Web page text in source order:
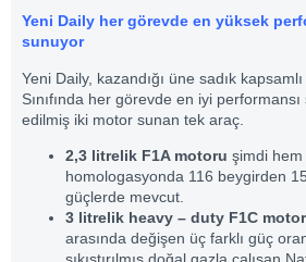
Yeni Daily her görevde en yüksek
sunuyor
Yeni Daily, kazandığı üne sadık
Sınıfında her görevde en iyi
edilmiş iki motor sunan tek araç.
2,3 litrelik F1A motoru şimdi hem
homologasyonda 116 beygirden
güçlerde mevcut.
3 litrelik heavy – duty F1C
arasında değişen üç farklı güç